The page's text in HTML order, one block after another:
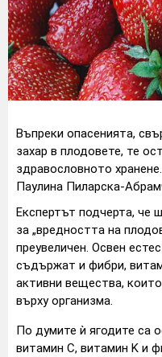
Въпреки опасенията,
захар в плодовете, те
здравословното
Паулина Пиларска-
Експертът подчерта, че
за „вредността на
преувеличен. Освен
съдържат и фибри,
активни вещества,
върху организма.
По думите ѝ ягодите са
витамин C, витамин K и